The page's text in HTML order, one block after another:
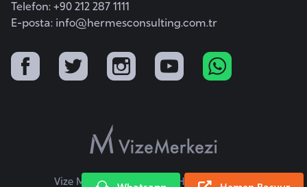
Telefon: +90 212 287 1111
E-posta: info@hermesconsulting.com.tr
Vize Merkezi © 2026 Tüm Hakları Saklıdır.
r
s
t